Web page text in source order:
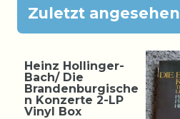
Zuletzt angesehen
Heinz Hollinger-
Bach/ Die
Brandenburgische
n Konzerte 2-LP
Vinyl Box